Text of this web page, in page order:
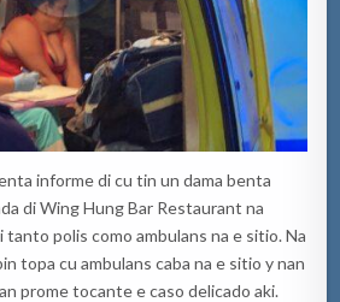
informe di cu tin un dama benta
di Wing Hung Bar Restaurant na
tanto polis como ambulans na e sitio. Na
topa cu ambulans caba na e sitio y nan
prome tocante e caso delicado aki.